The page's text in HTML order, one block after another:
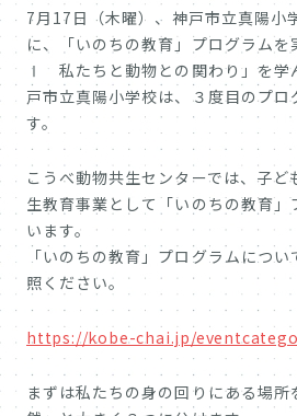
7月17日（木曜）、神戸市立真陽小
に、「いのちの教育」プログラムを
Ⅰ 私たちと動物との関わり」を学
戸市立真陽小学校は、３度目のプロ
す。
こうべ動物共生センターでは、子ど
生教育事業として「いのちの教育」
います。
「いのちの教育」プログラムにつ
照ください。
https://kobe-chai.jp/
まずは私たちの身の回りにある場所